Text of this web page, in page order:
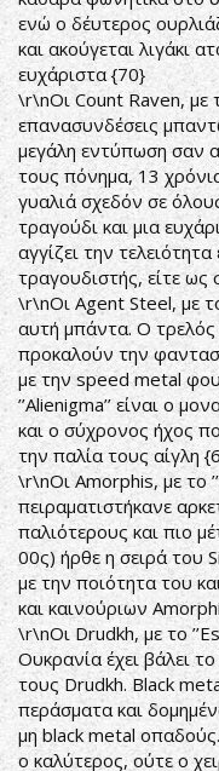
ενώ ο δέυτερος
και ακούγεται λιγάκι
ευχάριστα {70}
\r\nΟι Count Raven, με
επανασυνδέσεις
μεγάλη εντύπωση σαν
τους πόνημα, 13
γυαλιά σχεδόν σε
τραγούδι και μια
αγγίζει την
τραγουδιστής, είτε
\r\nΟι Agent Steel, με
αυτή μπάντα. Ο
προκαλούν την
με την speed metal
’’Alienigma’’ είναι ο
και ο σύχρονος ήχος
την παλία τους αίγλη
\r\nΟι Amorphis, με το
πειραματιστήκανε
παλιότερους και πιο
00ς) ήρθε η σειρά του
με την ποιότητα του
και καινούριων
\r\nΟι Drudkh, με το
Ουκρανία έχει βάλει
τους Drudkh. Black
περάσματα και
μη black metal οπαδούς.
ο καλύτερος, ούτε ο